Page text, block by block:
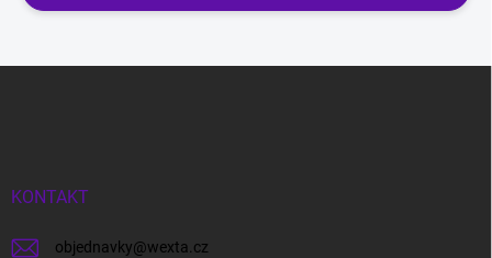
KONTAKT
objednavky@wexta.cz